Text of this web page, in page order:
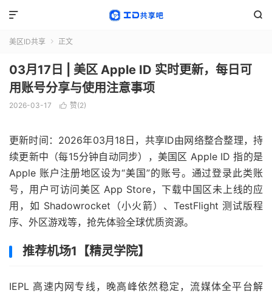


美区ID共享  正文
03月17日 | 美区 Apple ID 实时更新，每日可
用账号分享与使用注意事项
2026-03-17  赞(2)
更新时间：2026年03月18日，共享ID由网络整合整理，持
续更新中（每15分钟自动同步），美国区 Apple ID 指的是
Apple 账户注册地区设为“美国”的账号。通过登录此类账
号，用户可访问美区 App Store，下载中国区未上线的应
用，如 Shadowrocket（小火箭）、TestFlight 测试版程
序、外区游戏等，抢先体验全球优质资源。
推荐机场1【精灵学院】
IEPL 高速内网专线，晚高峰依然稳定，流媒体全平台解